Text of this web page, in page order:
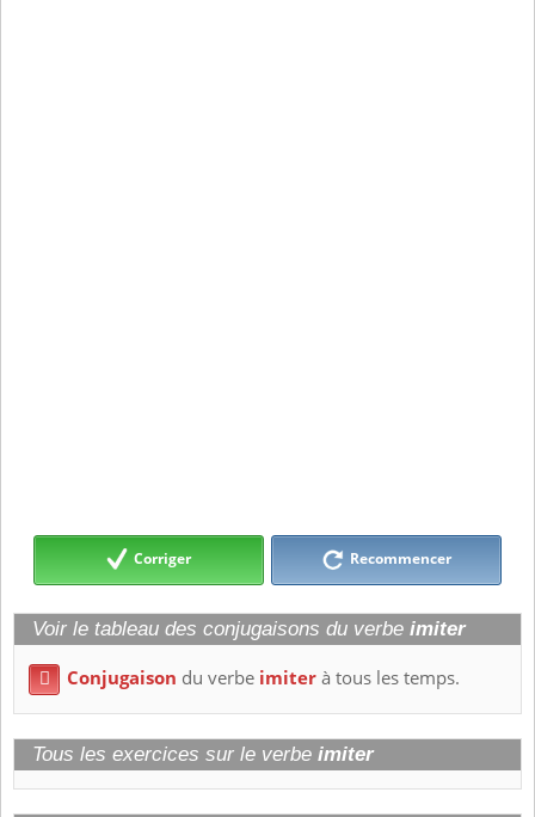
Corriger Recommencer
Voir le tableau des conjugaisons du verbe imiter
 Conjugaison du verbe imiterà tous les temps.
Tous les exercices sur le verbe imiter